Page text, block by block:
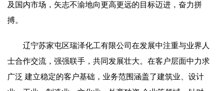
及国内市场，矢志不渝地向更高更远的目标迈进，奋力拼
搏。
辽宁苏家屯区瑞泽化工有限公司在发展中注重与业界人
士合作交流，强强联手，共同发展壮大。在客户层面中力求
广泛 建立稳定的客户基础，业务范围涵盖了建筑业、设计